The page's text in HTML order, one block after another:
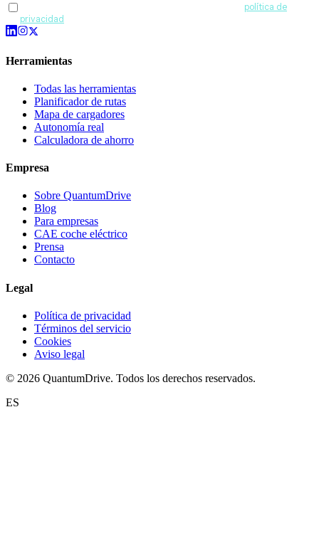
política de
privacidad
Herramientas
Todas las herramientas
Planificador de rutas
Mapa de cargadores
Autonomía real
Calculadora de ahorro
Empresa
Sobre QuantumDrive
Blog
Para empresas
CAE coche eléctrico
Prensa
Contacto
Legal
Política de privacidad
Términos del servicio
Cookies
Aviso legal
© 2026 QuantumDrive. Todos los derechos reservados.
ES